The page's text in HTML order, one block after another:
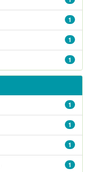
1
1
1
1
1
1
1